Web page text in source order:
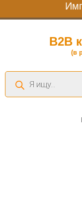
B2B
(в
Поиск
товаров